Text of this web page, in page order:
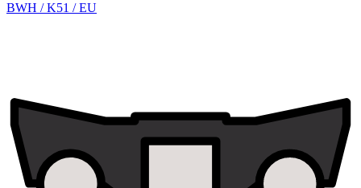
BWH / K51 / EU